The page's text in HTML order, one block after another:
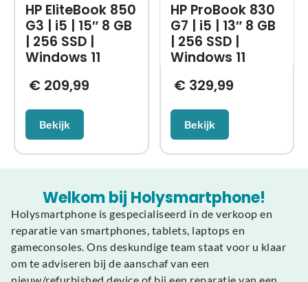
HP EliteBook 850
G3 | i5 | 15″ 8 GB
| 256 SSD |
Windows 11
€209,99
Bekijk
HP ProBook 830
G7 | i5 | 13″ 8 GB
| 256 SSD |
Windows 11
€ 329,99
Bekijk
Welkom bij Holysmartphone!
Holysmartphone is gespecialiseerd in de verkoop en
reparatie van smartphones, tablets, laptops en
gameconsoles. Ons deskundige team staat voor u klaar
om te adviseren bij de aanschaf van een